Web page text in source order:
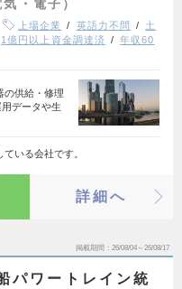
・電子）
上場企業 英語力不問
土
1億円以上資金調達済
年収60
の供給・修理
データや生
いる会社です。
詳細へ
掲載期間 26/08/04～26/08/17
パワートレイン統